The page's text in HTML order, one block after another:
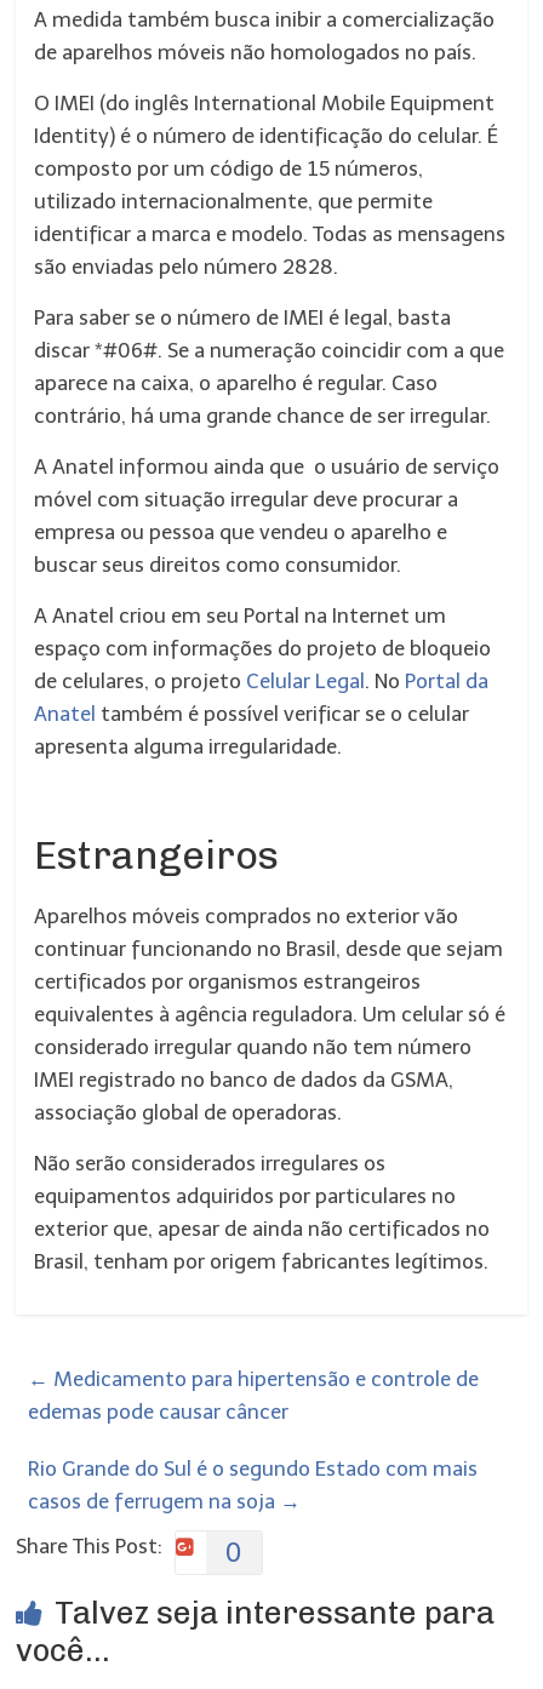
A medida também busca inibir a comercialização
de aparelhos móveis não homologados no país.
O IMEI (do inglês International Mobile Equipment
Identity) é o número de identificação do celular. É
composto por um código de 15 números,
utilizado internacionalmente, que permite
identificar a marca e modelo. Todas as mensagens
são enviadas pelo número 2828.
Para saber se o número de IMEI é legal, basta
discar *#06#. Se a numeração coincidir com a que
aparece na caixa, o aparelho é regular. Caso
contrário, há uma grande chance de ser irregular.
A Anatel informou ainda que o usuário de serviço
móvel com situação irregular deve procurar a
empresa ou pessoa que vendeu o aparelho e
buscar seus direitos como consumidor.
A Anatel criou em seu Portal na Internet um
espaço com informações do projeto de bloqueio
de celulares, o projeto Celular Legal . No Portal da
Anatel também é possível verificar se o celular
apresenta alguma irregularidade.
Estrangeiros
Aparelhos móveis comprados no exterior vão
continuar funcionando no Brasil, desde que sejam
certificados por organismos estrangeiros
equivalentes à agência reguladora. Um celular só é
considerado irregular quando não tem número
IMEI registrado no banco de dados da GSMA,
associação global de operadoras.
Não serão considerados irregulares os
equipamentos adquiridos por particulares no
exterior que, apesar de ainda não certificados no
Brasil, tenham por origem fabricantes legítimos.
← Medicamento para hipertensão e controle de
edemas pode causar câncer
Rio Grande do Sul é o segundo Estado com mais
casos de ferrugem na soja →
Share This Post:
0
Talvez seja interessante para
você...